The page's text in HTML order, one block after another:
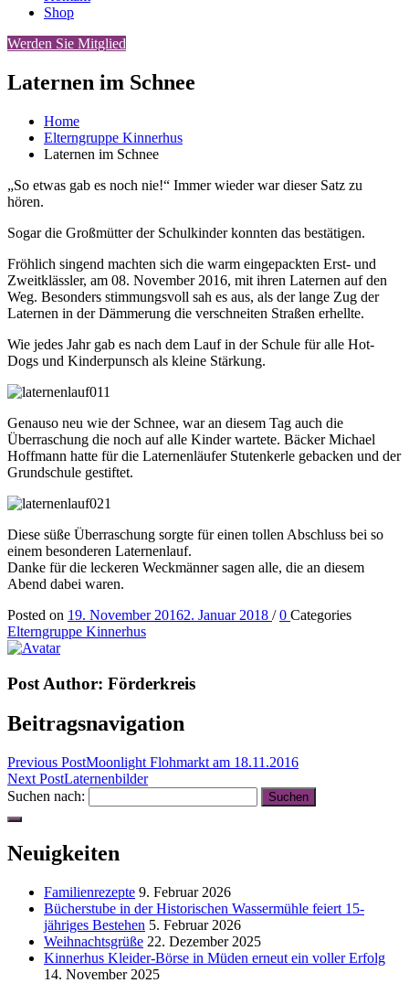
Shop
Werden Sie Mitglied
Laternen im Schnee
Home
Elterngruppe Kinnerhus
Laternen im Schnee
„So etwas gab es noch nie!“ Immer wieder war dieser Satz zu
hören.
Sogar die Großmütter der Schulkinder konnten das bestätigen.
Fröhlich singend machten sich die warm eingepackten Erst- und
Zweitklässler, am 08. November 2016, mit ihren Laternen auf den
Weg. Besonders stimmungsvoll sah es aus, als der lange Zug der
Laternen in der Dämmerung die verschneiten Straßen erhellte.
Wie jedes Jahr gab es nach dem Lauf in der Schule für alle Hot-
Dogs und Kinderpunsch als kleine Stärkung.
Genauso neu wie der Schnee, war an diesem Tag auch die
Überraschung die noch auf alle Kinder wartete. Bäcker Michael
Hoffmann hatte für die Laternenläufer Stutenkerle gebacken und der
Grundschule gestiftet.
Diese süße Überraschung sorgte für einen tollen Abschluss bei so
einem besonderen Laternenlauf.
Danke für die leckeren Weckmänner sagen alle, die an diesem
Abend dabei waren.
Posted on 19. November 20162. Januar 2018 / 0 Categories
Elterngruppe Kinnerhus
Post Author: Förderkreis
Beitragsnavigation
Previous PostMoonlight Flohmarkt am 18.11.2016
Next PostLaternenbilder
Suchen nach:
Neuigkeiten
Familienrezepte 9. Februar 2026
Bücherstube in der Historischen Wassermühle feiert 15-
jähriges Bestehen 5. Februar 2026
Weihnachtsgrüße 22. Dezember 2025
Kinnerhus Kleider-Börse in Müden erneut ein voller Erfolg
14. November 2025